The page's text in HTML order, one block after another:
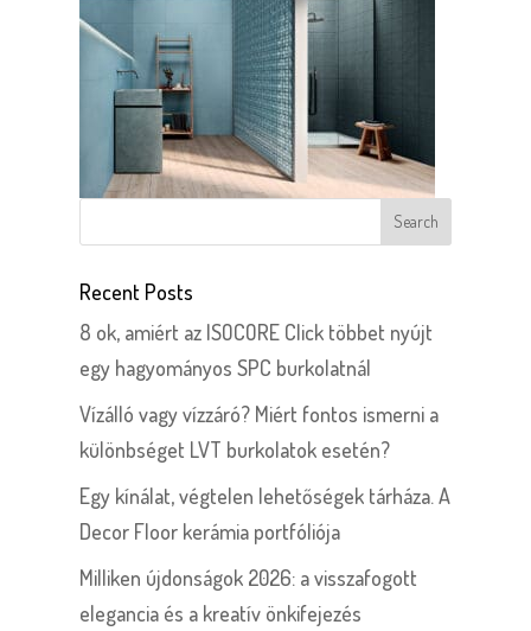
Recent Posts
8 ok, amiért az ISOCORE Click többet nyújt
egy hagyományos SPC burkolatnál
Vízálló vagy vízzáró? Miért fontos ismerni a
különbséget LVT burkolatok esetén?
Egy kínálat, végtelen lehetőségek tárháza. A
Decor Floor kerámia portfóliója
Milliken újdonságok 2026: a visszafogott
elegancia és a kreatív önkifejezés